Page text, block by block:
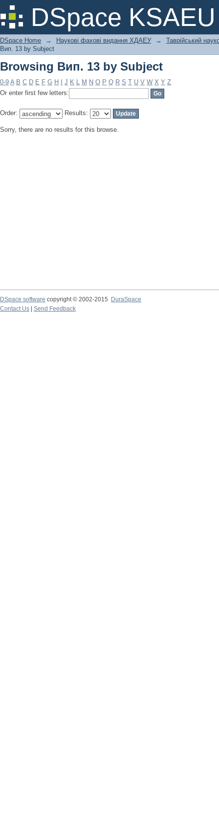
DSpace KSAEU
Browsing Вип. 13 by Subject
DSpace Home → Наукові фахові видання ХДАЕУ →
Таврійський
Вип. 13 by Subject
Browsing Вип. 13 by Subject
0-9 A B C D E F G H J K L M N O P Q R S T U V W X Y Z
Or enter first few letters:
Order: Results:
Sorry, there are no results for this browse.
DSpace software copyright © 2002-2015
DuraSpace
Contact Us
Send Feedback